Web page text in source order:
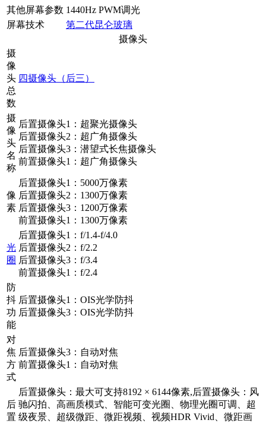
其他屏幕参数 1440Hz PWM调光
屏幕技术
第二代昆仑玻璃
摄像头
摄
像
头
总
数
四摄像头（后三）
摄
像
头
名
称
后置摄像头1：超聚光摄像头
后置摄像头2：超广角摄像头
后置摄像头3：潜望式长焦摄像头
前置摄像头1：超广角摄像头
像
素
后置摄像头1：5000万像素
后置摄像头2：1300万像素
后置摄像头3：1200万像素
前置摄像头1：1300万像素
光
圈
后置摄像头1：f/1.4-f/4.0
后置摄像头2：f/2.2
后置摄像头3：f/3.4
前置摄像头1：f/2.4
防
抖
功
能
后置摄像头1：OIS光学防抖
后置摄像头3：OIS光学防抖
对
焦
方
式
后置摄像头3：自动对焦
前置摄像头1：自动对焦
后
置
后置摄像头：最大可支持8192 × 6144像素,后置摄像头：风
驰闪拍、高画质模式、智能可变光圈、物理光圈可调、超
级夜景、超级微距、微距视频、视频HDR Vivid、微距画